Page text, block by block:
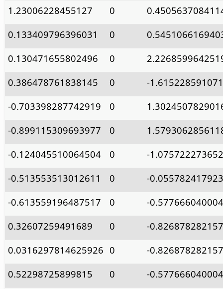
1.23006228455127 0
0.133409796396031
0
0.130471655802496
0
0.386478761838145
0
-
-0.703398287742919
0
-0.899115309693977
0
-0.124045510064504
0
-
-0.513553513012611
0
-
-0.613559196487517
0
-
0.32607259491689
0
-
0.0316297814625926 0
-
0.52298725899815
0
-